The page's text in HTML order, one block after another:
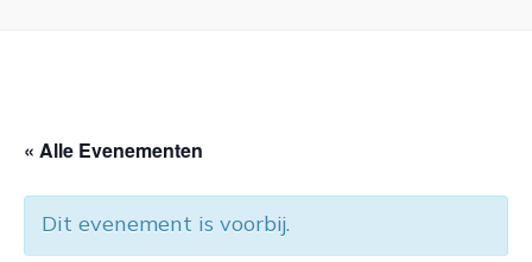
« Alle Evenementen
Dit evenement is voorbij.